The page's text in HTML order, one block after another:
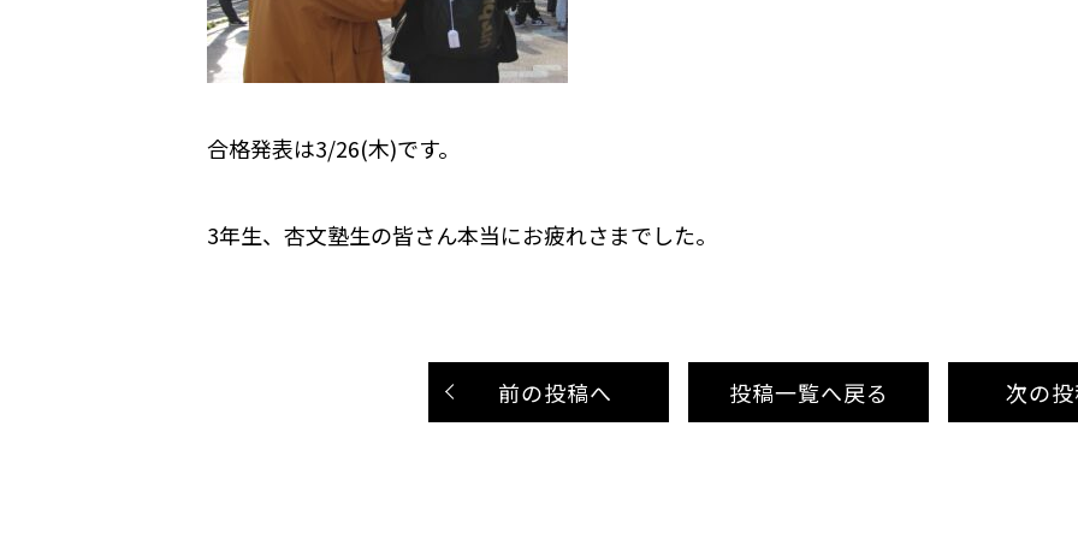
合格発表は3/26(木)です。
3年生、杏文塾生の皆さん本当にお疲れさまでした。
前の投稿へ 投稿一覧へ戻る 次の